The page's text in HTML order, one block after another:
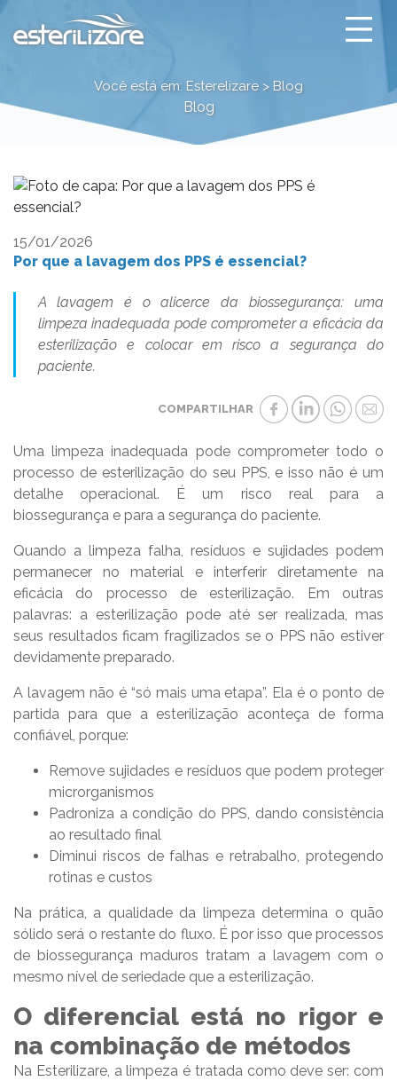
Por que a lavagem dos
Você está em: Esterelizare > Blog
Blog
15/01/2026
Por que a lavagem dos PPS é essencial?
A lavagem é o alicerce da biossegurança: uma
limpeza inadequada pode comprometer a eficácia da
esterilização e colocar em risco a segurança do
paciente.
COMPARTILHAR
Uma limpeza inadequada pode comprometer todo o
processo de esterilização do seu PPS, e isso não é um
detalhe operacional. É um risco real para a
biossegurança e para a segurança do paciente.
Quando a limpeza falha, resíduos e sujidades podem
permanecer no material e interferir diretamente na
eficácia do processo de esterilização. Em outras
palavras: a esterilização pode até ser realizada, mas
seus resultados ficam fragilizados se o PPS não estiver
devidamente preparado.
A lavagem não é “só mais uma etapa”. Ela é o ponto de
partida para que a esterilização aconteça de forma
confiável, porque:
Remove sujidades e resíduos que podem proteger
microrganismos
Padroniza a condição do PPS, dando consistência
ao resultado final
Diminui riscos de falhas e retrabalho, protegendo
rotinas e custos
Na prática, a qualidade da limpeza determina o quão
sólido será o restante do fluxo. É por isso que processos
de biossegurança maduros tratam a lavagem com o
mesmo nível de seriedade que a esterilização.
O diferencial está no rigor e
na combinação de métodos
Na Esterilizare, a limpeza é tratada como deve ser: com